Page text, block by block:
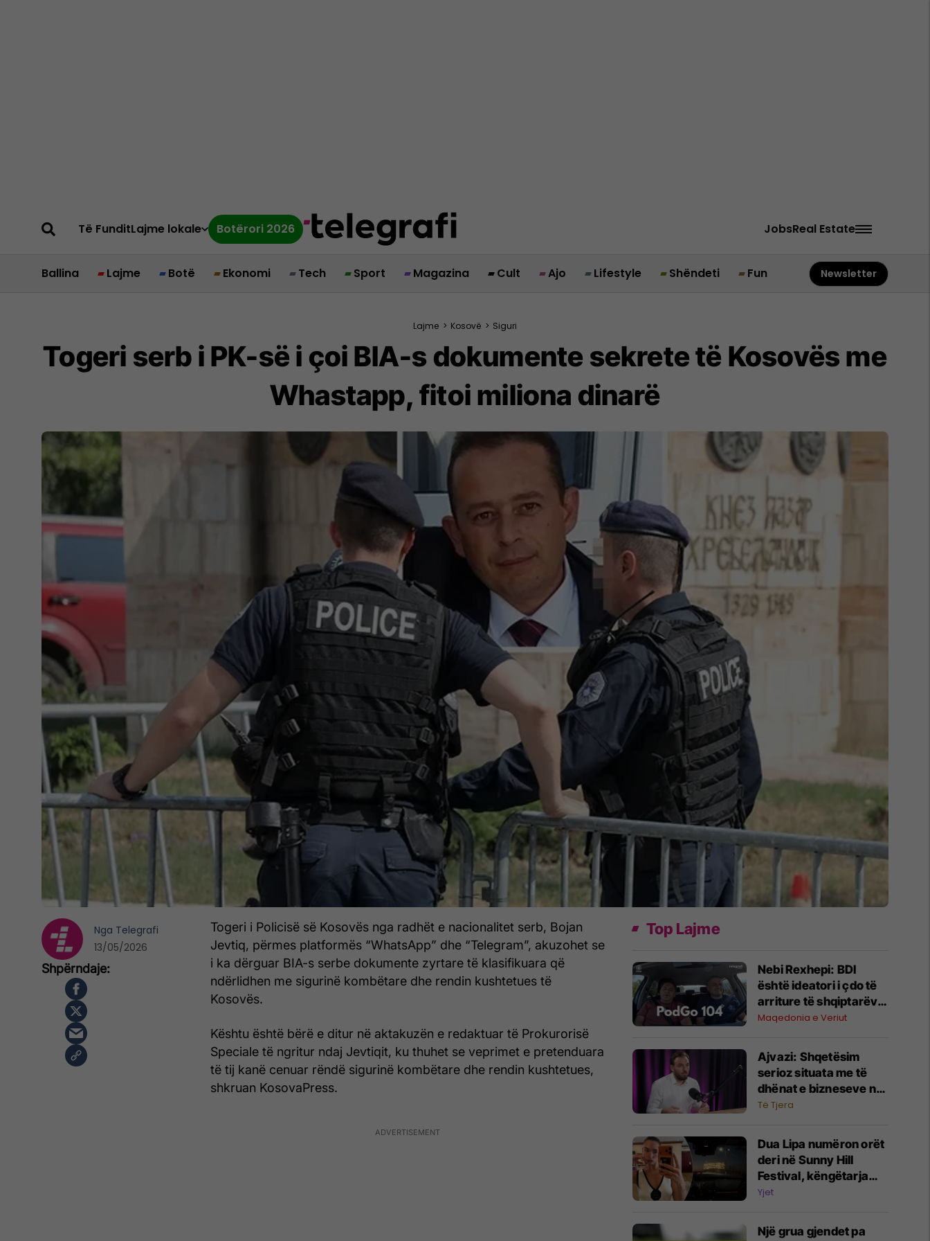
Të FunditLajme lokale Botërori 2026 JobsReal Estate
Ballina Lajme Botë Ekonomi Tech Sport Magazina Cult Ajo Lifestyle Shëndeti Fun Newsletter
Lajme > Kosovë > Siguri
Togeri serb i PK-së i çoi BIA-s dokumente sekrete të Kosovës me
Whastapp, fitoi miliona dinarë
Togeri i Policisë së Kosovës nga radhët e nacionalitet serb, Bojan
Jevtiq, përmes platformës “WhatsApp” dhe “Telegram”, akuzohet se
i ka dërguar BIA-s serbe dokumente zyrtare të klasifikuara që
ndërlidhen me sigurinë kombëtare dhe rendin kushtetues të
Kosovës.
Kështu është bërë e ditur në aktakuzën e redaktuar të Prokurorisë
Speciale të ngritur ndaj Jevtiqit, ku thuhet se veprimet e pretenduara
të tij kanë cenuar rëndë sigurinë kombëtare dhe rendin kushtetues,
shkruan KosovaPress.
Nga Telegrafi
13/05/2026
Top Lajme
Nebi Rexhepi: BDI
është ideatori i çdo të
arriture të shqiptarëve
në Maqedoninë e
Maqedonia e Veriut
Ajvazi: Shqetësim
serioz situata me të
dhënat e bizneseve në
faqen e ARBK-së
Të Tjera
Dua Lipa numëron orët
deri në Sunny Hill
Festival, këngëtarja
viziton hapësirën e
Yjet
Një grua gjendet pa